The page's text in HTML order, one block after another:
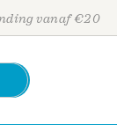
vanaf €20